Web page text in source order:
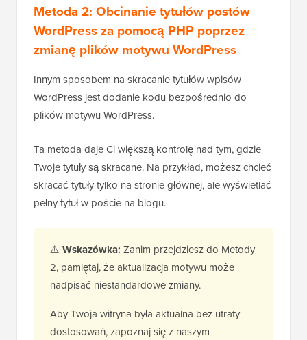
Metoda 2: Obcinanie tytułów postów
WordPress za pomocą PHP poprzez
zmianę plików motywu WordPress
Innym sposobem na skracanie tytułów wpisów
WordPress jest dodanie kodu bezpośrednio do
plików motywu WordPress.
Ta metoda daje Ci większą kontrolę nad tym, gdzie
Twoje tytuły są skracane. Na przykład, możesz chcieć
skracać tytuły tylko na stronie głównej, ale wyświetlać
pełny tytuł w poście na blogu.
⚠️ Wskazówka: Zanim przejdziesz do Metody
2, pamiętaj, że aktualizacja motywu może
nadpisać niestandardowe zmiany.
Aby Twoja witryna była aktualna bez utraty
dostosowań, zapoznaj się z naszym